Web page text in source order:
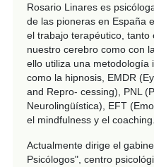
Rosario Linares es
de las pioneras en España
el trabajo terapéutico,
nuestro cerebro como con
ello utiliza una metodología
como la hipnosis, EMDR
and Repro- cessing), PNL
Neurolingüística), EFT
el mindfulness y el coaching.
Actualmente dirige el
Psicólogos", centro